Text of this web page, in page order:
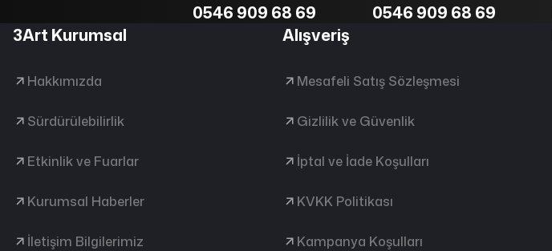
0546 909 68 69 0546 909 68 69
3Art Kurumsal
Hakkımızda
Sürdürülebilirlik
Etkinlik ve Fuarlar
Kurumsal Haberler
İletişim Bilgilerimiz
Alışveriş
Mesafeli Satış Sözleşmesi
Gizlilik ve Güvenlik
İptal ve İade Koşulları
KVKK Politikası
Kampanya Koşulları